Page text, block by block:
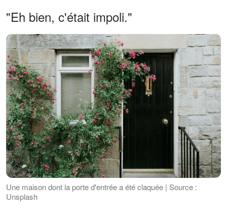
"Eh bien, c'était impoli."
Une maison dont la porte d'entrée a été claquée | Source :
Unsplash